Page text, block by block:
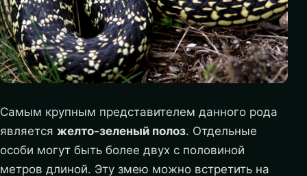
Самым крупным представителем данного рода
является желто-зеленый полоз. Отдельные
особи могут быть более двух с половиной
метров длиной. Эту змею можно встретить на